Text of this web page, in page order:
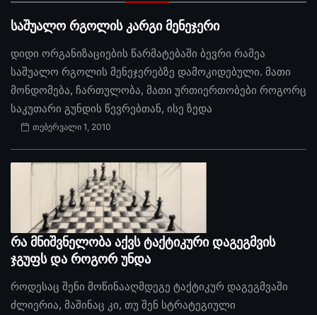
საშუალო რგოლის კარგი მენეჯერი
დიდი ორგანიზაციების წარმატებაში ბევრი რამეა
საშუალო რგოლის მენეჯერებზე დამოკიდებული. მათი
მონდომება, ჩართულობა, მათი ურთიერთობები როგორც
საკუთარი გუნდის წევრებთან, ისე ზედა
თებერვალი 1, 2010
რა მნიშვნელობა აქვს ტაქტიკური დაგეგმვის
ჯგუფს და როგორ უნდა
როდესაც შენი მოწინააღმდეგე ტაქტიკურ დაგეგმვაში
ძლიერია, მაშინაც კი, თუ შენ სტრატეგიული